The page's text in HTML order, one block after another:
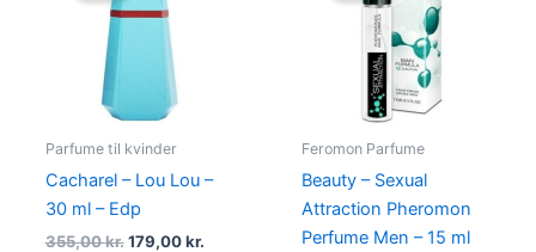
Parfume til kvinder
Cacharel – Lou Lou –
30 ml – Edp
355,00kr.
355,00 kr..
179,00kr.
Feromon Parfume
Beauty – Sexual
Attraction Pheromon
Perfume Men – 15 ml
225,00 kr..